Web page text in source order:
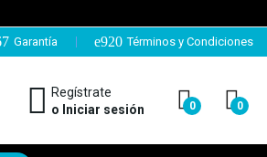
Garantía Términos y Condiciones
Regístrate
o Iniciar sesión
0 0